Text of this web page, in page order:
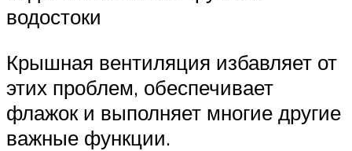
водостоки
Крышная вентиляция избавляет от
этих проблем, обеспечивает
флажок и выполняет многие другие
важные функции.